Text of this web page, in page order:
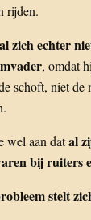
rijden.
zich echter
, omdat
schoft, niet de
wel aan datal
bij ruiters
stelt